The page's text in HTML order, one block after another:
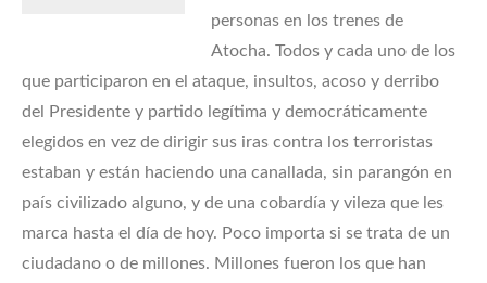
personas en los trenes de
Atocha. Todos y cada uno de los
que participaron en el ataque, insultos, acoso y derribo
del Presidente y partido legítima y democráticamente
elegidos en vez de dirigir sus iras contra los terroristas
estaban y están haciendo una canallada, sin parangón en
país civilizado alguno, y de una cobardía y vileza que les
marca hasta el día de hoy. Poco importa si se trata de un
ciudadano o de millones. Millones fueron los que han